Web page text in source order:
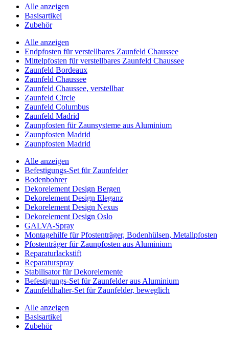
Alle anzeigen
Basisartikel
Zubehör
Alle anzeigen
Endpfosten für verstellbares Zaunfeld Chaussee
Mittelpfosten für verstellbares Zaunfeld Chaussee
Zaunfeld Bordeaux
Zaunfeld Chaussee
Zaunfeld Chaussee, verstellbar
Zaunfeld Circle
Zaunfeld Columbus
Zaunfeld Madrid
Zaunpfosten für Zaunsysteme aus Aluminium
Zaunpfosten Madrid
Zaunpfosten Madrid
Alle anzeigen
Befestigungs-Set für Zaunfelder
Bodenbohrer
Dekorelement Design Bergen
Dekorelement Design Eleganz
Dekorelement Design Nexus
Dekorelement Design Oslo
GALVA-Spray
Montagehilfe für Pfostenträger, Bodenhülsen, Metallpfosten
Pfostenträger für Zaunpfosten aus Aluminium
Reparaturlackstift
Reparaturspray
Stabilisator für Dekorelemente
Befestigungs-Set für Zaunfelder aus Aluminium
Zaunfeldhalter-Set für Zaunfelder, beweglich
Alle anzeigen
Basisartikel
Zubehör